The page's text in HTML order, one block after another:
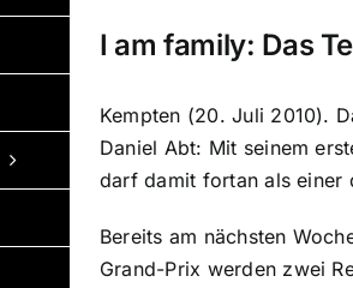
I am family: Das
Kempten (20. Juli 2010).
Daniel Abt: Mit seinem
darf damit fortan als einer
Bereits am nächsten
Grand-Prix werden zwei